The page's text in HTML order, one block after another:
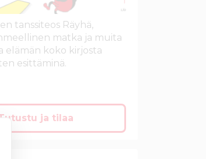
tanssiteos Räyhä,
matka ja muita
elämän koko kirjosta
esittäminä.
ja tilaa